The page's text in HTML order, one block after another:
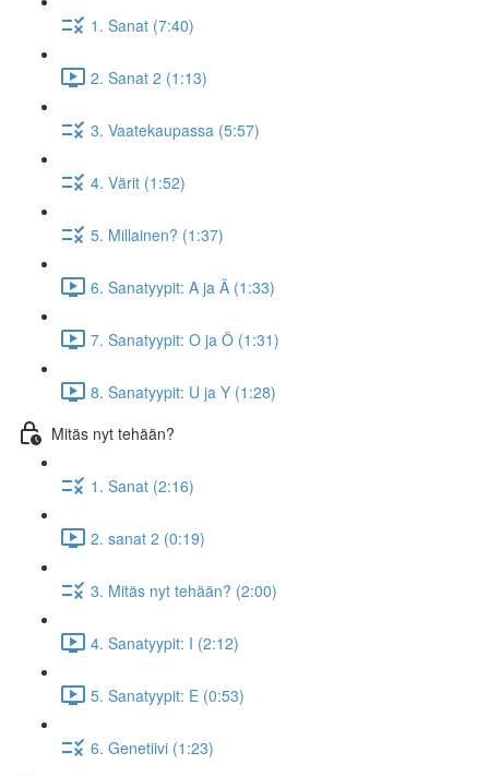
1. Sanat (7:40)
2. Sanat 2 (1:13)
3. Vaatekaupassa (5:57)
4. Värit (1:52)
5. Millainen? (1:37)
6. Sanatyypit: A ja Ä (1:33)
7. Sanatyypit: O ja Ö (1:31)
8. Sanatyypit: U ja Y (1:28)
Mitäs nyt tehään?
1. Sanat (2:16)
2. sanat 2 (0:19)
3. Mitäs nyt tehään? (2:00)
4. Sanatyypit: I (2:12)
5. Sanatyypit: E (0:53)
6. Genetiivi (1:23)